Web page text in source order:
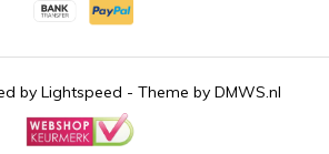
by Lightspeed - Theme by DMWS.nl